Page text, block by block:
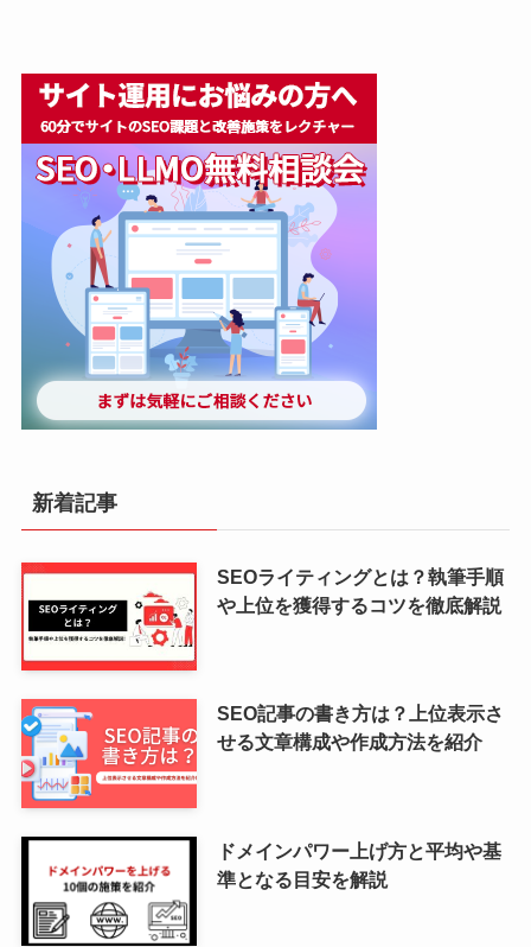
新着記事
SEOライティングとは？執筆手順
や上位を獲得するコツを徹底解説
SEO記事の書き方は？上位表示さ
せる文章構成や作成方法を紹介
ドメインパワー上げ方と平均や基
準となる目安を解説